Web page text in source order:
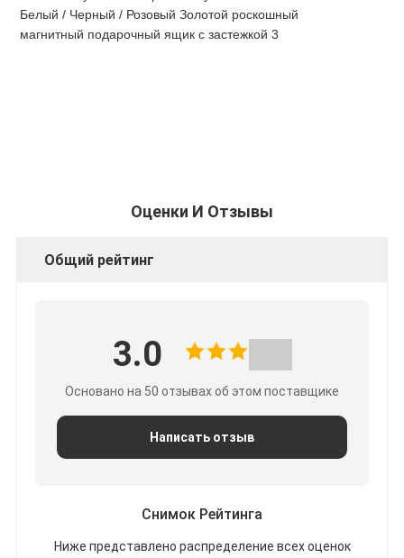
Оценки И Отзывы
Общий рейтинг
3.0
Основано на 50 отзывах об этом поставщике
Написать отзыв
Снимок Рейтинга
Ниже представлено распределение всех оценок